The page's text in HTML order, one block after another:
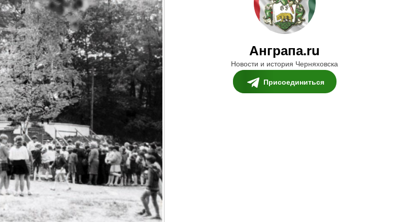
Анграпа.ru
Новости и история Черняховска
Присоединиться